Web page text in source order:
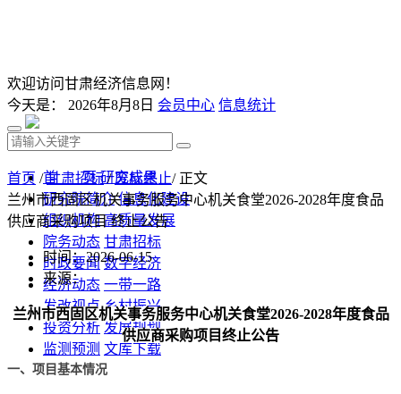
欢迎访问甘肃经济信息网！
今天是： 2026年8月8日 会员中心 信息统计
首 页 研究成果
研究院简介 信息化建设
组织机构 高质量发展
院务动态 甘肃招标
时政要闻 数字经济
经济动态 一带一路
发改视点 乡村振兴
投资分析 发展规划
监测预测 文库下载
首页 /甘肃招标/废标终止/ 正文
兰州市西固区机关事务服务中心机关食堂2026-2028年度食品
供应商采购项目 终止公告
时间：2026-06-15
来源：
兰州市西固区机关事务服务中心机关食堂2026-2028年度食品
供应商采购项目终止公告
一、项目基本情况